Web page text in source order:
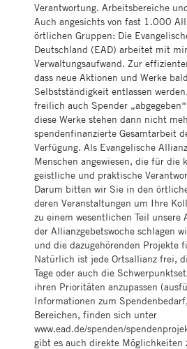
Verantwortung. Arbeitsbereiche
Auch angesichts von fast 1.000
örtlichen Gruppen: Die
Deutschland (EAD) arbeitet mit
Verwaltungsaufwand. Zur
dass neue Aktionen und Werke
Selbstständigkeit entlassen
freilich auch Spender
diese Werke stehen dann nicht
spendenfinanzierte Gesamtarbeit
Verfügung. Als Evangelische
Menschen angewiesen, die für
geistliche und praktische
Darum bitten wir Sie in den
deren Veranstaltungen um Ihre
zu einem wesentlichen Teil unsere
der Allianzgebetswoche schlagen
und die dazugehörenden Projekte
Natürlich ist jede Ortsallianz frei,
Tage oder auch die
ihren Prioritäten anzupassen
Informationen zum
Bereichen, finden sich unter
www.ead.de/spenden/
gibt es auch direkte Möglichkeiten